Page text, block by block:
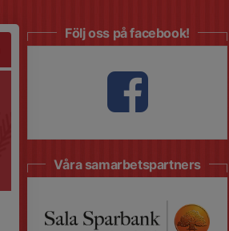
Följ oss på facebook!
Våra samarbetspartners